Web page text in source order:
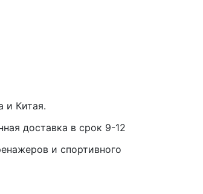
и Китая.
доставка в срок 9-12
и спортивного